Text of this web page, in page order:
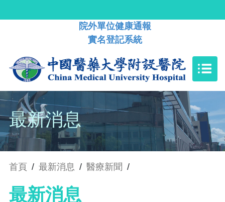
院外單位健康通報
實名登記系統
最新消息
首頁 / 最新消息 / 醫療新聞 /
最新消息